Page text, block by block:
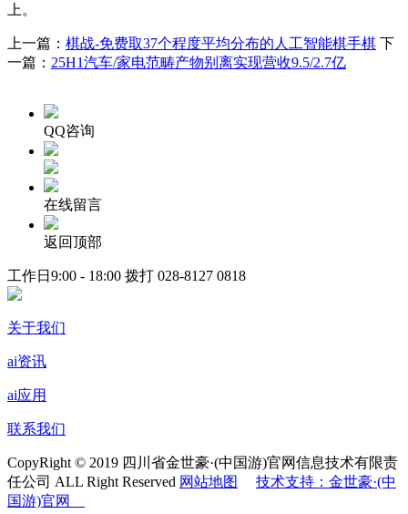
上。
上一篇： 棋战-免费取37个程度平均分布的人工智能棋手棋 下
一篇： 25H1汽车/家电范畴产物别离实现营收9.5/2.7亿
QQ咨询
在线留言
返回顶部
工作日9:00 - 18:00 拨打 028-8127 0818
关于我们
ai资讯
ai应用
联系我们
CopyRight © 2019 四川省金世豪·(中国游)官网信息技术有限责
任公司 ALL Right Reserved 网站地图
技术支持：金世豪·(中
国游)官网